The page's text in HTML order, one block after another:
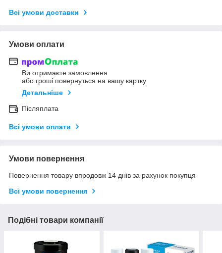
Всі умови доставки
Умови оплати
Ви отримаєте замовлення
або гроші повернуться на вашу картку
Детальніше
Післяплата
Всі умови оплати
Умови повернення
Повернення товару впродовж 14 днів за рахунок покупця
Всі умови повернення
Подібні товари компанії